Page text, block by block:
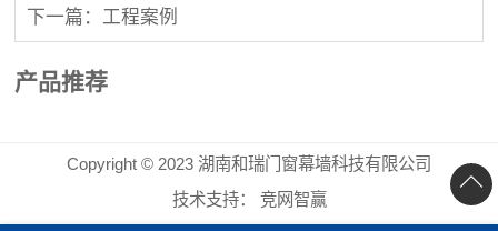
下一篇：工程案例
产品推荐
Copyright © 2023 湖南和瑞门窗幕墙科技有限公司
技术支持：
竞网智赢